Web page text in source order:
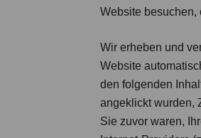
Website besuchen,
Wir erheben und
Website
den folgenden
angeklickt wurden,
Sie zuvor waren,